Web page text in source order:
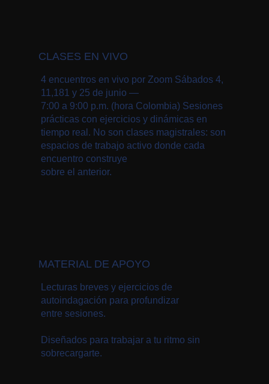
CLASES EN VIVO
4 encuentros en vivo por Zoom Sábados 4,
11,181 y 25 de junio —
7:00 a 9:00 p.m. (hora Colombia) Sesiones
prácticas con ejercicios y dinámicas en
tiempo real. No son clases magistrales: son
espacios de trabajo activo donde cada
encuentro construye
sobre el anterior.
MATERIAL DE APOYO
Lecturas breves y ejercicios de
autoindagación para profundizar
entre sesiones.
Diseñados para trabajar a tu ritmo sin
sobrecargarte.